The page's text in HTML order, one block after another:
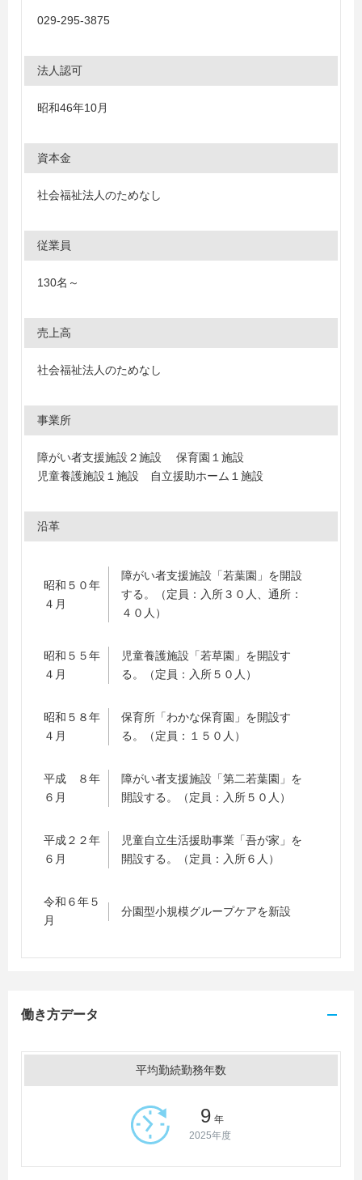
029-295-3875
法人認可
昭和46年10月
資本金
社会福祉法人のためなし
従業員
130名～
売上高
社会福祉法人のためなし
事業所
障がい者支援施設２施設 保育園１施設
児童養護施設１施設 自立援助ホーム１施設
沿革
昭和５０年
４月
障がい者支援施設「若葉園」を開設
する。（定員：入所３０人、通所：
４０人）
昭和５５年
４月
児童養護施設「若草園」を開設す
る。（定員：入所５０人）
昭和５８年
４月
保育所「わかな保育園」を開設す
る。（定員：１５０人）
平成 ８年
６月
障がい者支援施設「第二若葉園」を
開設する。（定員：入所５０人）
平成２２年
６月
児童自立生活援助事業「吾が家」を
開設する。（定員：入所６人）
令和６年５
月
分園型小規模グループケアを新設
働き方データ
平均勤続勤務年数
9 年
2025年度